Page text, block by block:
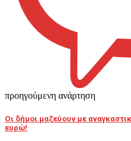
προηγούμενη ανάρτηση
Οι δήμοι μαζεύουν με
ευρώ!